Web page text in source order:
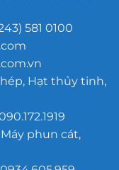
581 0100
Hạt thủy tinh,
phun cát,